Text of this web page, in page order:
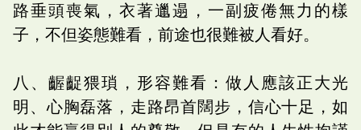
路垂頭喪氣，衣著邋遢，一副疲倦無力的樣
子，不但姿態難看，前途也很難被人看好。
八、齷齪猥瑣，形容難看：做人應該正大光
明、心胸磊落，走路昂首闊步，信心十足，如